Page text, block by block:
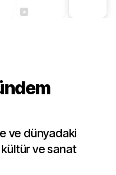
ve dünyadaki
ve sanat